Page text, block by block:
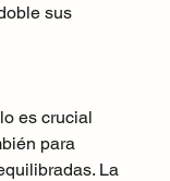
sus
es crucial
para
La